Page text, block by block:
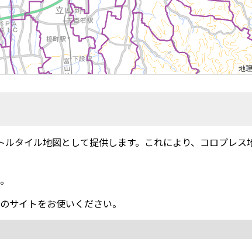
地
ルタイル地図として提供します。これにより、コロプレ
サイトをお使いください。